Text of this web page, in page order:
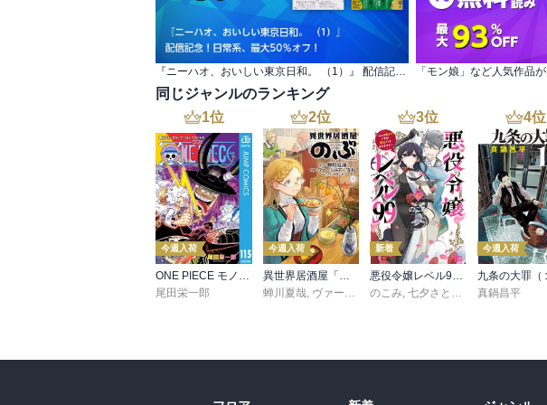
『ニーハオ、おいしい東京日和。 （1）』 配信記念！日常系、最大50％オフ！
同じジャンルのランキング
1位
今週入荷
尾田栄一郎
2位
今週入荷
蝉川夏哉, ヴァージニア二等兵 ,転
3位
新着
のこみ ,七夕さとり Tea
4位
今週入荷
真鍋昌平